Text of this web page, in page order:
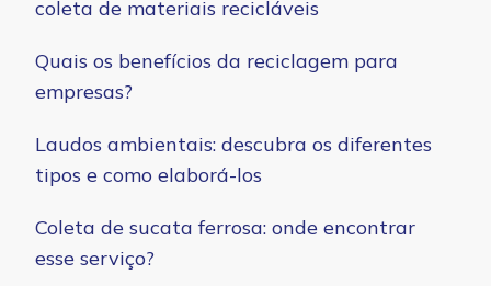
coleta de materiais recicláveis
Quais os benefícios da reciclagem para
empresas?
Laudos ambientais: descubra os diferentes
tipos e como elaborá-los
Coleta de sucata ferrosa: onde encontrar
esse serviço?